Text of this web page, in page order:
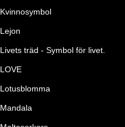
Kvinnosymbol
Lejon
Livets träd - Symbol för livet.
LOVE
Lotusblomma
Mandala